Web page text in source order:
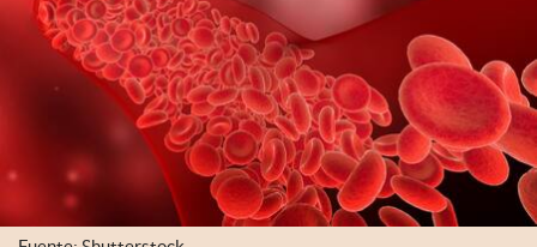
abre en nueva pestaña
México